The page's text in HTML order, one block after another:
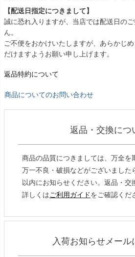
【配送日指定につきまして】
誠に恐れ入りますが、当店では配送日の
ん。
ご不便をおかけいたしますが、あらかじ
だけますようお願い申し上げます。
返品特約について
商品についてのお問い合わせ
返品・交換につ
商品の品質につきましては、万全を
万一不良・破損などがございました
以内にお知らせください。返品・交
詳しくはご利用ガイドをご確認くだ
入荷お知らせメール